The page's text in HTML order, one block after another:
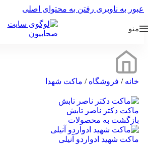
عبور به ناوبری رفتن به محتوای اصلی
منو
خانه/ فروشگاه/ ماکت شهدا
ماکت دکتر ناصر تابش
بازگشت به محصولات
ماکت شهید ادواردو آنیلی